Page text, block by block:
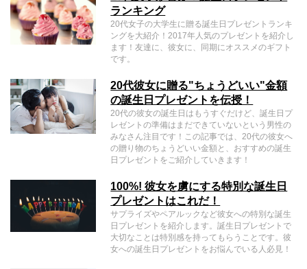
ランキング
20代女子の大学生に贈る誕生日プレゼントランキ
ングを大紹介！2017年人気のプレゼントを紹介し
ます！友達に、彼女に、同期にオススメのギフト
です。
20代彼女に贈る"ちょうどいい"金額
の誕生日プレゼントを伝授！
20代の彼女の誕生日はもうすぐだけど、誕生日プ
レゼントの準備はまだできていないという男性の
みなさん注目です！この記事では、20代の彼女へ
の贈り物のちょうどいい金額と、おすすめの誕生
日プレゼントをご紹介していきます！
100%! 彼女を虜にする特別な誕生日
プレゼントはこれだ！
サプライズやペアルックなど彼女への特別な誕生
日プレゼントを紹介します。誕生日プレゼントで
大切なことは特別感を持ってもらうことです。彼
女への誕生日プレゼントをお悩んでいる人必見！